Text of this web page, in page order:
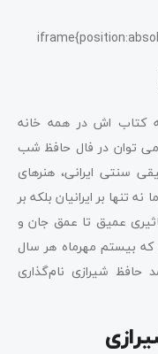
کتاب اش در همه خانه
می توان در فال حافظ شب
سنتی ایرانی، هنرهای
تنها بر ایرانیان بلکه بر
عمیق تا عمق جان و
بیستم مهرماه هر سال
شیرازی نام‌گذاری